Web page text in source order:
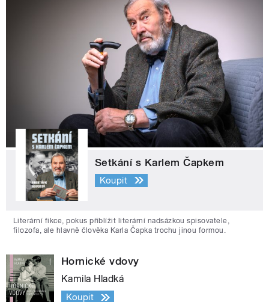
Setkání s Karlem Čapkem
Koupit
Literární fikce, pokus přiblížit literární nadsázkou spisovatele,
filozofa, ale hlavně člověka Karla Čapka trochu jinou formou.
Hornické vdovy
Kamila Hladká
Koupit